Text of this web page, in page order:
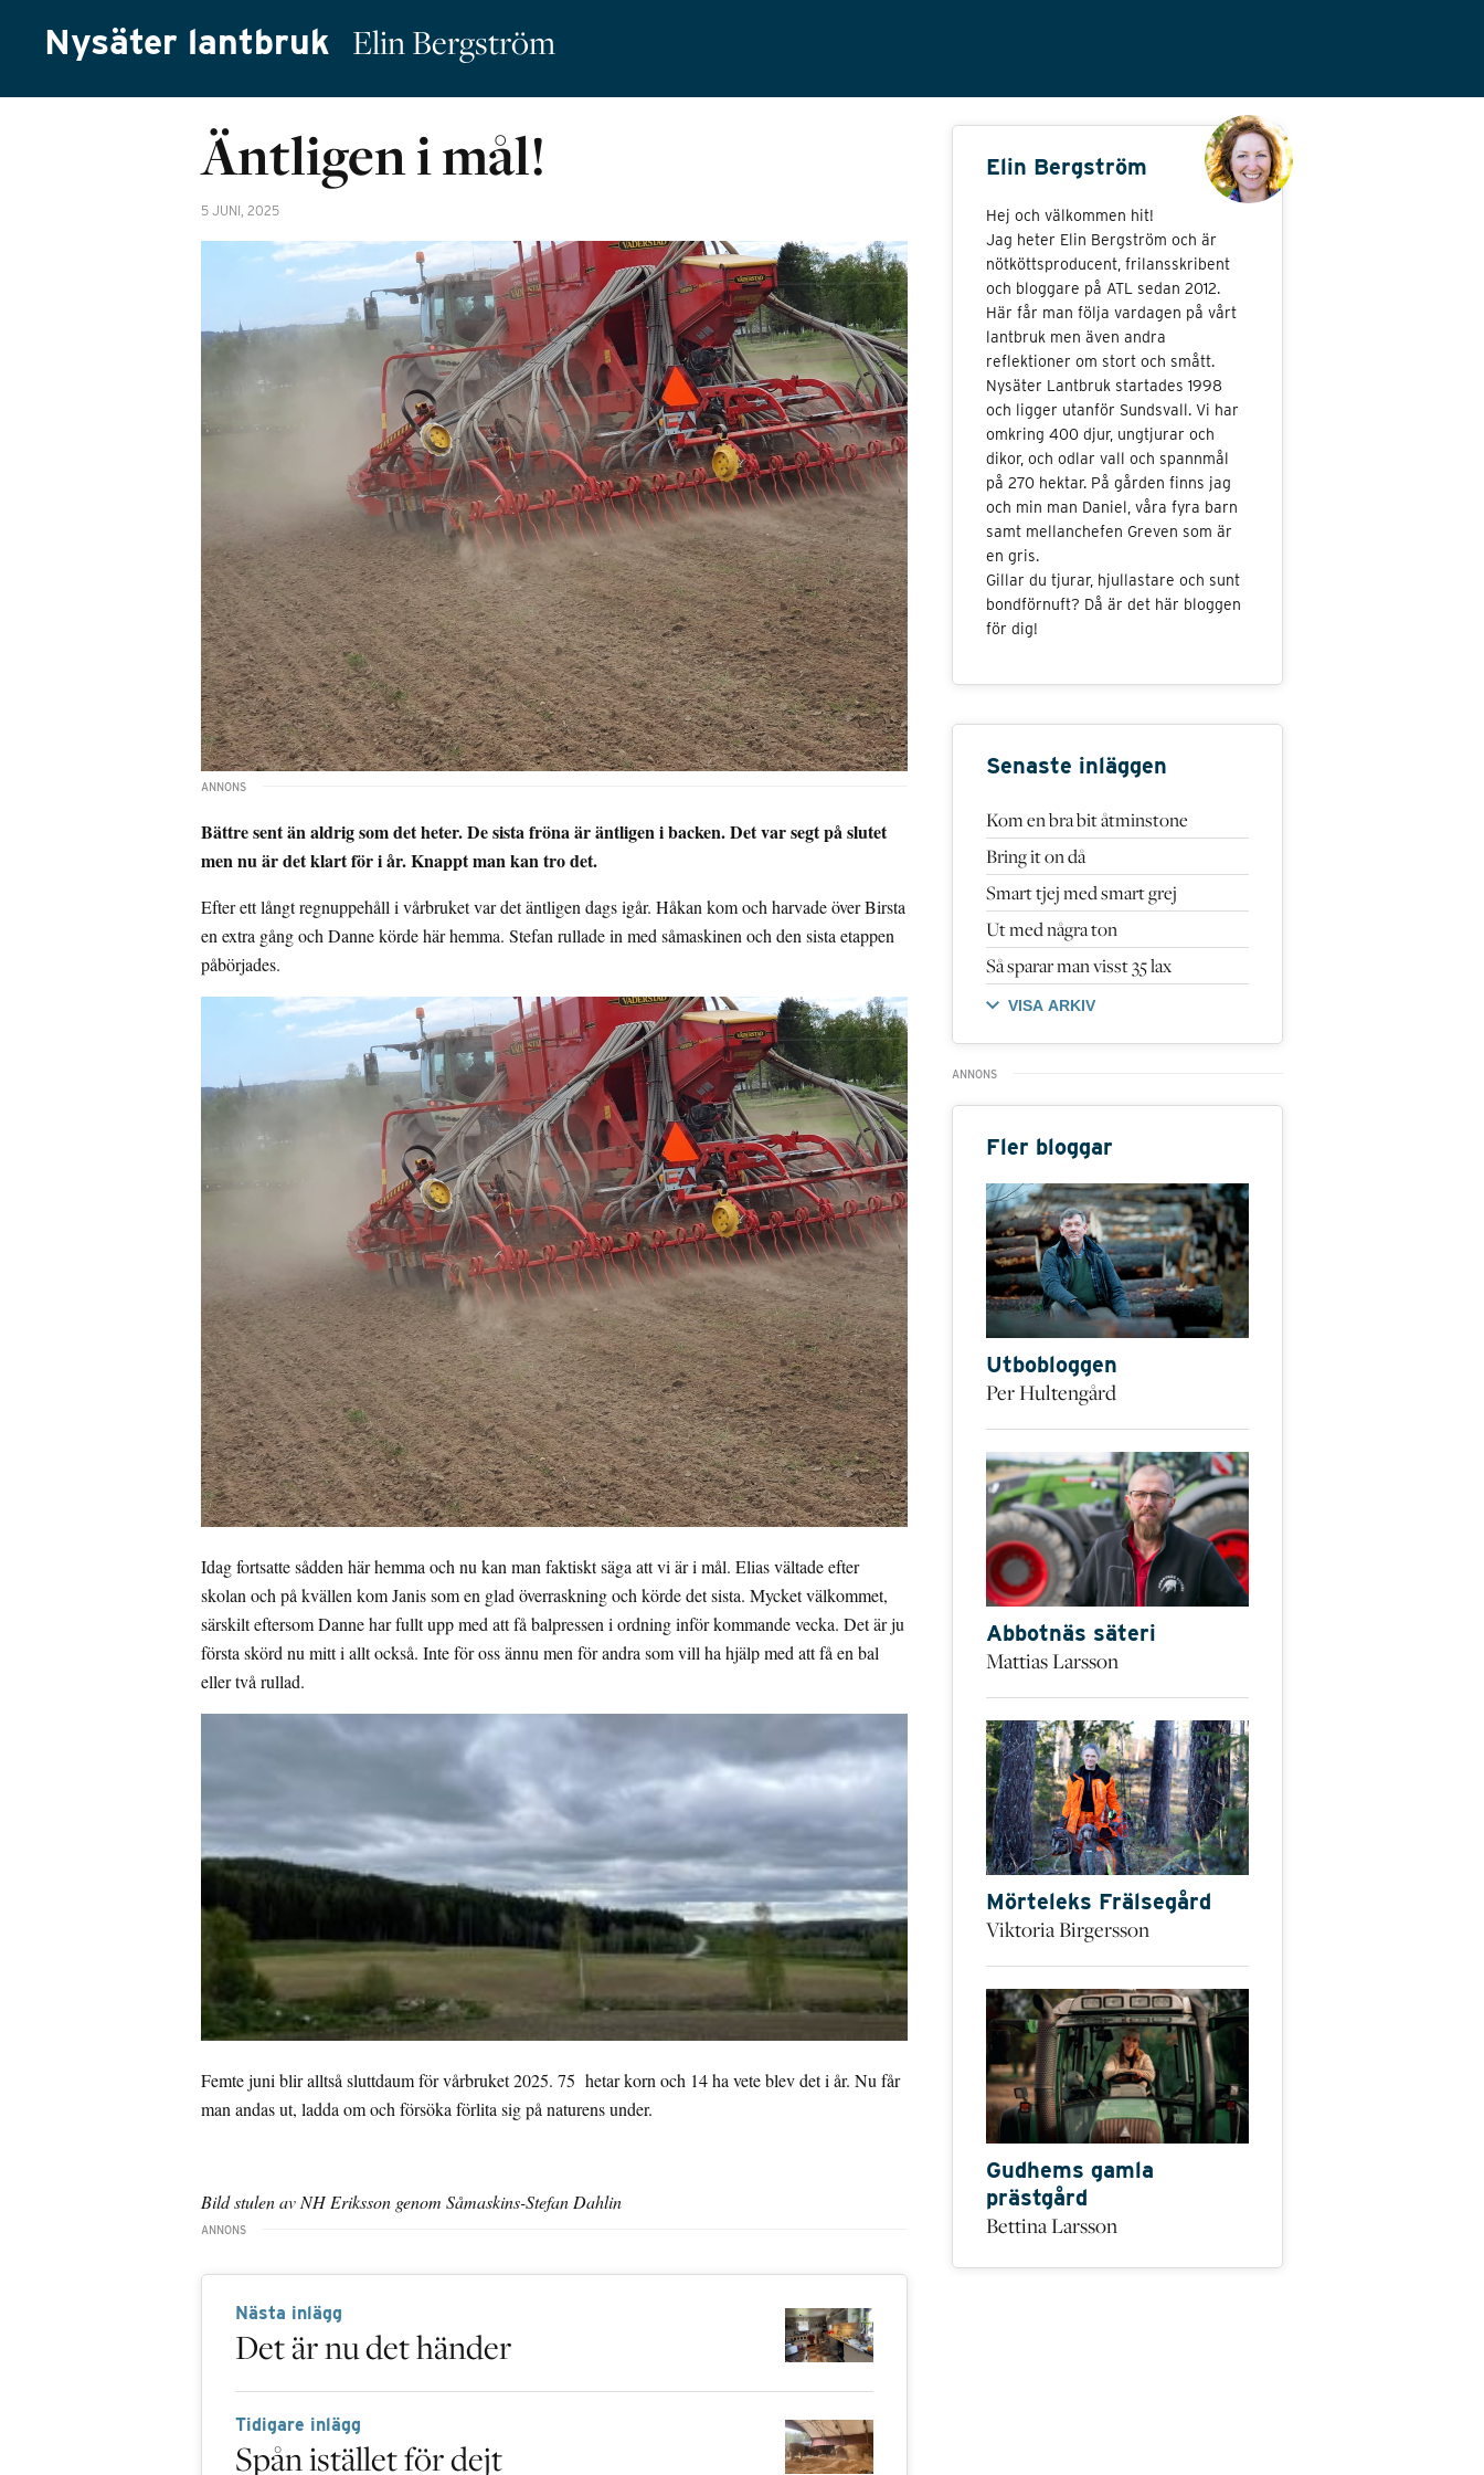
Nysäter lantbruk Elin Bergström
Äntligen i mål!
5 JUNI, 2025
Bättre sent än aldrig som det heter. De sista fröna är äntligen i backen. Det var segt på slutet
men nu är det klart för i år. Knappt man kan tro det.
Efter ett långt regnuppehåll i vårbruket var det äntligen dags igår. Håkan kom och harvade över Birsta
en extra gång och Danne körde här hemma. Stefan rullade in med såmaskinen och den sista etappen
påbörjades.
Idag fortsatte sådden här hemma och nu kan man faktiskt säga att vi är i mål. Elias vältade efter
skolan och på kvällen kom Janis som en glad överraskning och körde det sista. Mycket välkommet,
särskilt eftersom Danne har fullt upp med att få balpressen i ordning inför kommande vecka. Det är ju
första skörd nu mitt i allt också. Inte för oss ännu men för andra som vill ha hjälp med att få en bal
eller två rullad.
Femte juni blir alltså sluttdaum för vårbruket 2025. 75 hetar korn och 14 ha vete blev det i år. Nu får
man andas ut, ladda om och försöka förlita sig på naturens under.
Bild stulen av NH Eriksson genom Såmaskins-Stefan Dahlin
Nästa inlägg
Det är nu det händer
Tidigare inlägg
Spån istället för dejt
Elin Bergström
Hej och välkommen hit!
Jag heter Elin Bergström och är
nötköttsproducent, frilansskribent
och bloggare på ATL sedan 2012.
Här får man följa vardagen på vårt
lantbruk men även andra
reflektioner om stort och smått.
Nysäter Lantbruk startades 1998
och ligger utanför Sundsvall. Vi har
omkring 400 djur, ungtjurar och
dikor, och odlar vall och spannmål
på 270 hektar. På gården finns jag
och min man Daniel, våra fyra barn
samt mellanchefen Greven som är
en gris.
Gillar du tjurar, hjullastare och sunt
bondförnuft? Då är det här bloggen
för dig!
Senaste inläggen
Kom en bra bit åtminstone
Bring it on då
Smart tjej med smart grej
Ut med några ton
Så sparar man visst 35 lax
VISA ARKIV
Fler bloggar
Utbobloggen
Per Hultengård
Abbotnäs säteri
Mattias Larsson
Mörteleks Frälsegård
Viktoria Birgersson
Gudhems gamla
prästgård
Bettina Larsson